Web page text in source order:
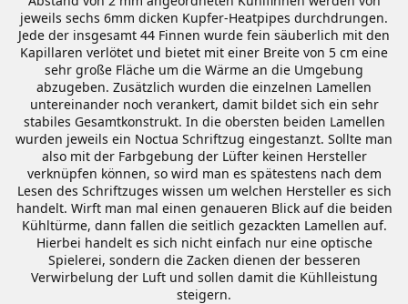
jeweils sechs 6mm dicken Kupfer-Heatpipes durchdrungen.
Jede der insgesamt 44 Finnen wurde fein säuberlich mit den
Kapillaren verlötet und bietet mit einer Breite von 5 cm eine
sehr große Fläche um die Wärme an die Umgebung
abzugeben. Zusätzlich wurden die einzelnen Lamellen
untereinander noch verankert, damit bildet sich ein sehr
stabiles Gesamtkonstrukt. In die obersten beiden Lamellen
wurden jeweils ein Noctua Schriftzug eingestanzt. Sollte man
also mit der Farbgebung der Lüfter keinen Hersteller
verknüpfen können, so wird man es spätestens nach dem
Lesen des Schriftzuges wissen um welchen Hersteller es sich
handelt. Wirft man mal einen genaueren Blick auf die beiden
Kühltürme, dann fallen die seitlich gezackten Lamellen auf.
Hierbei handelt es sich nicht einfach nur eine optische
Spielerei, sondern die Zacken dienen der besseren
Verwirbelung der Luft und sollen damit die Kühlleistung
steigern.